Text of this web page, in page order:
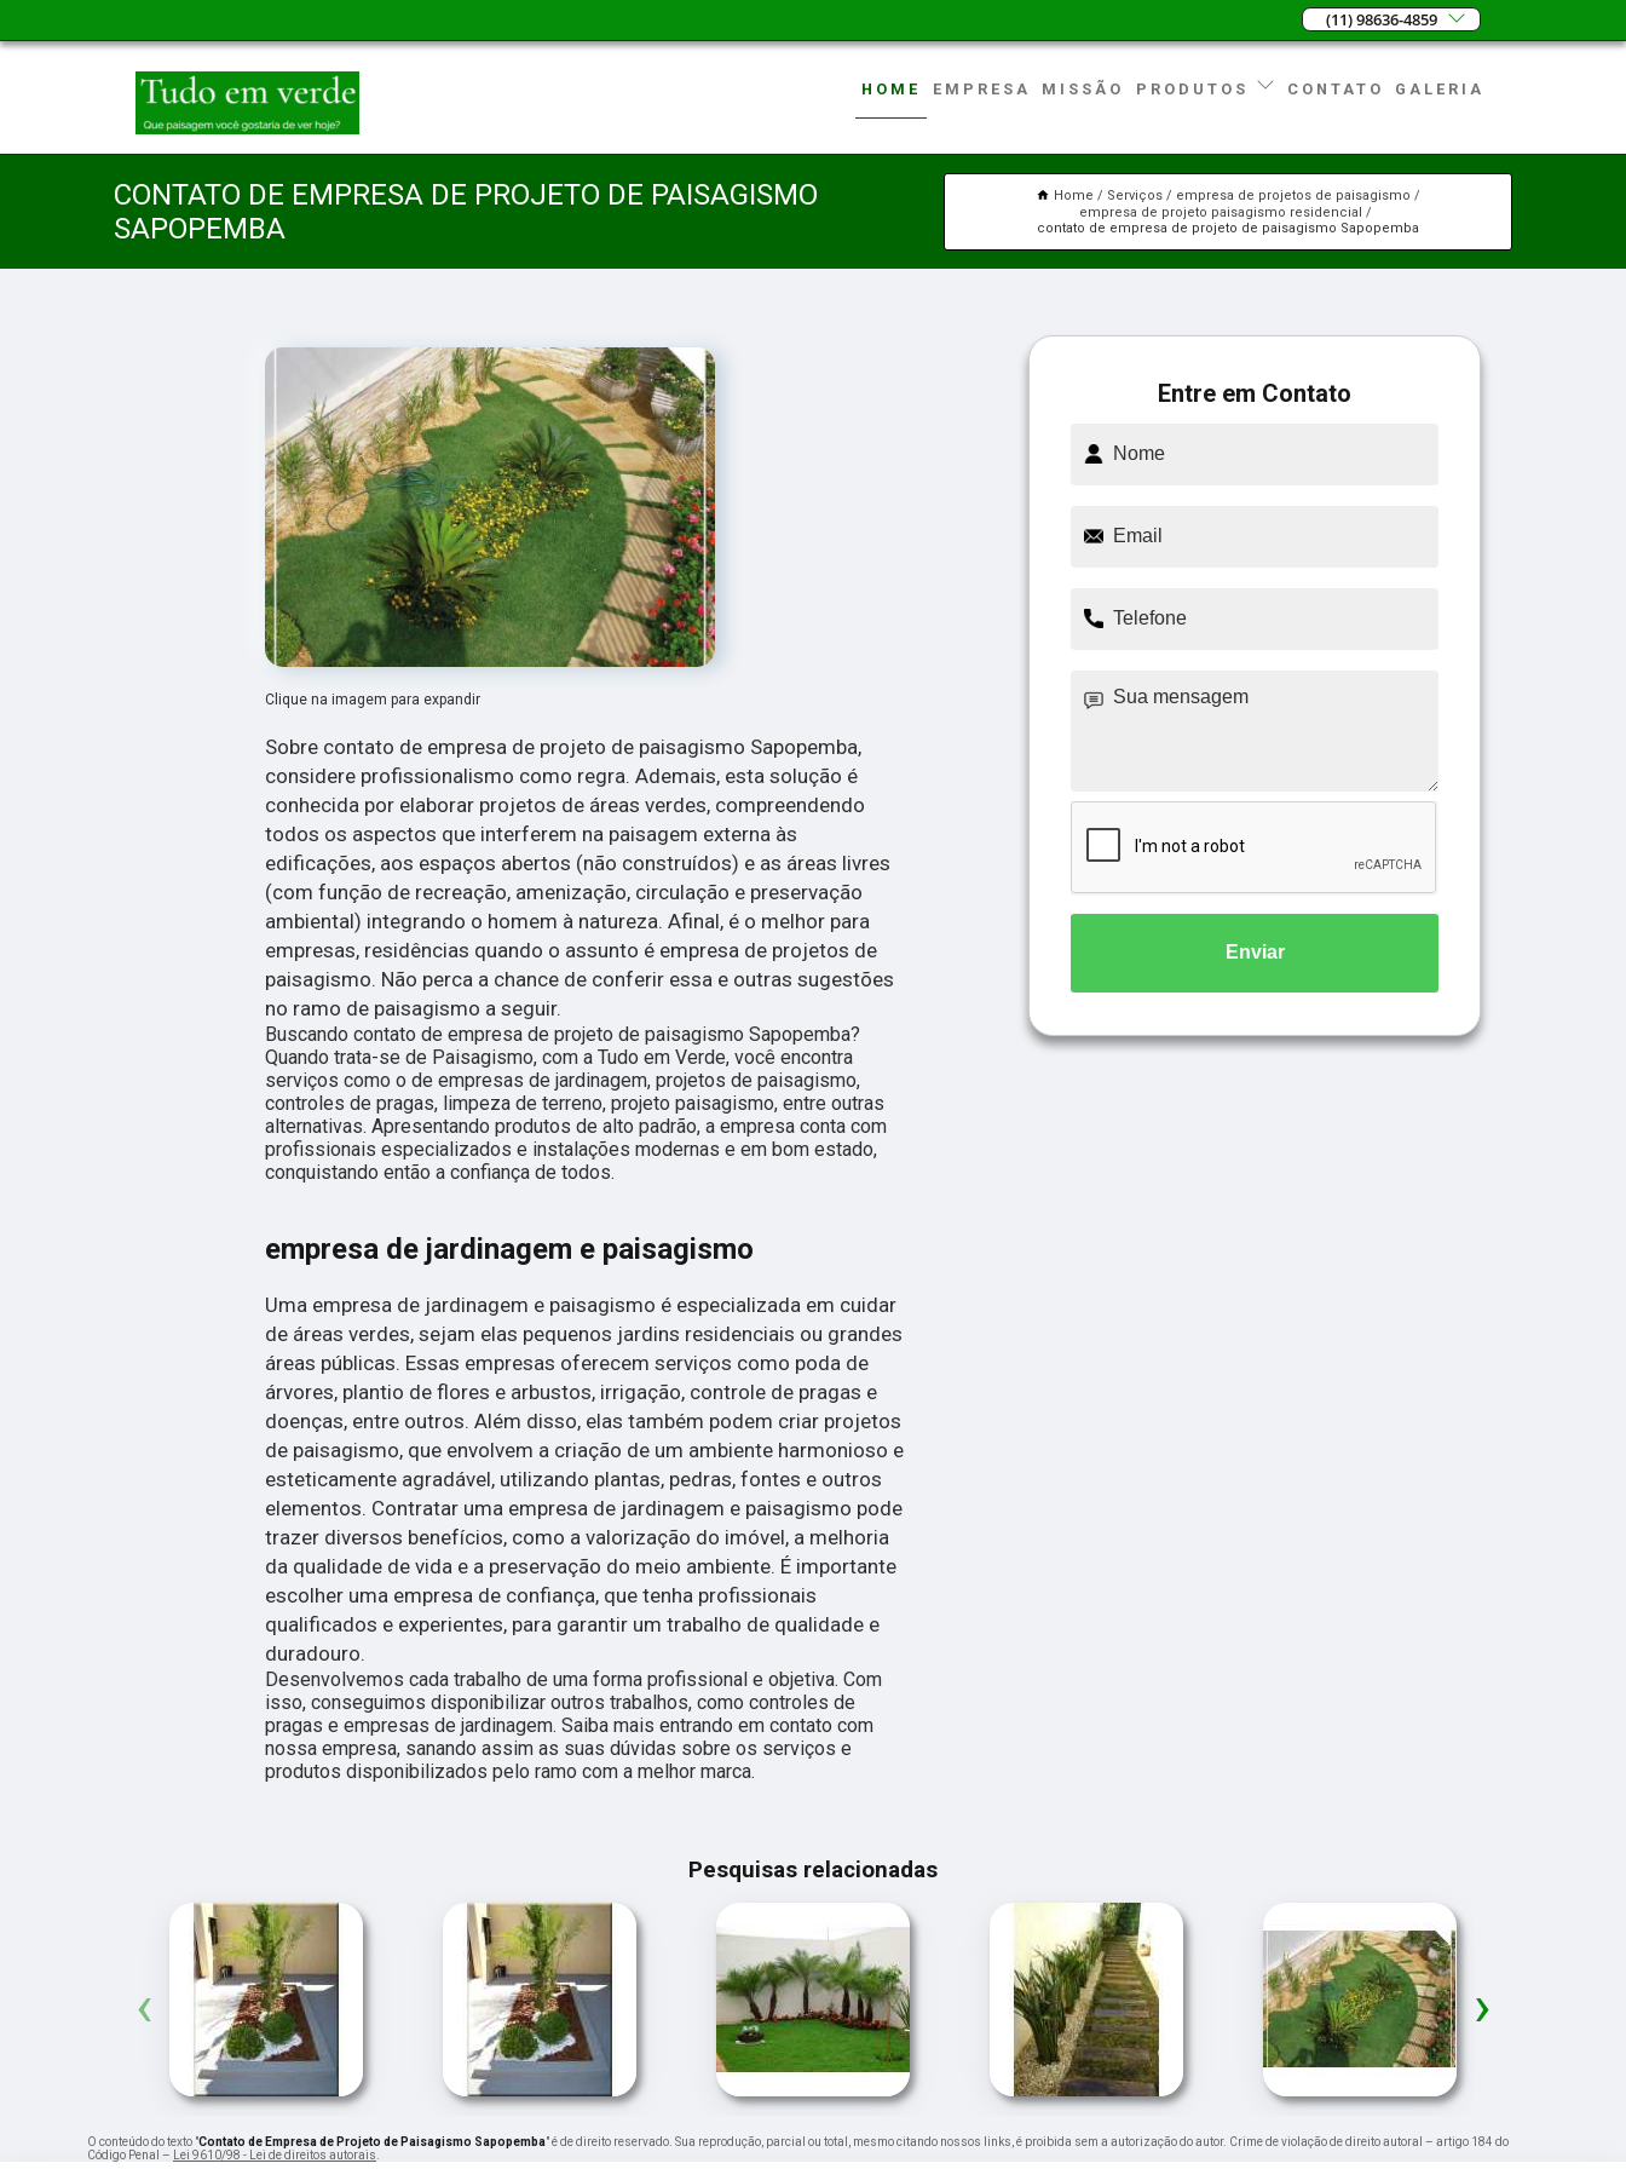
(11) 98636-4859
HOME EMPRESA MISSÃO PRODUTOS CONTATO GALERIA
CONTATO DE EMPRESA DE PROJETO DE PAISAGISMO
SAPOPEMBA
Home Serviços
empresa de projetos de paisagismo
empresa de projeto paisagismo residencial
contato de empresa de projeto de paisagismo Sapopemba
Clique na imagem para expandir
Sobre contato de empresa de projeto de paisagismo Sapopemba,
considere profissionalismo como regra. Ademais, esta solução é
conhecida por elaborar projetos de áreas verdes, compreendendo
todos os aspectos que interferem na paisagem externa às
edificações, aos espaços abertos (não construídos) e as áreas livres
(com função de recreação, amenização, circulação e preservação
ambiental) integrando o homem à natureza. Afinal, é o melhor para
empresas, residências quando o assunto é empresa de projetos de
paisagismo. Não perca a chance de conferir essa e outras sugestões
no ramo de paisagismo a seguir.
Buscando contato de empresa de projeto de paisagismo Sapopemba?
Quando trata-se de Paisagismo, com a Tudo em Verde, você encontra
serviços como o de empresas de jardinagem, projetos de paisagismo,
controles de pragas, limpeza de terreno, projeto paisagismo, entre outras
alternativas. Apresentando produtos de alto padrão, a empresa conta com
profissionais especializados e instalações modernas e em bom estado,
conquistando então a confiança de todos.
empresa de jardinagem e paisagismo
Uma empresa de jardinagem e paisagismo é especializada em cuidar
de áreas verdes, sejam elas pequenos jardins residenciais ou grandes
áreas públicas. Essas empresas oferecem serviços como poda de
árvores, plantio de flores e arbustos, irrigação, controle de pragas e
doenças, entre outros. Além disso, elas também podem criar projetos
de paisagismo, que envolvem a criação de um ambiente harmonioso e
esteticamente agradável, utilizando plantas, pedras, fontes e outros
elementos. Contratar uma empresa de jardinagem e paisagismo pode
trazer diversos benefícios, como a valorização do imóvel, a melhoria
da qualidade de vida e a preservação do meio ambiente. É importante
escolher uma empresa de confiança, que tenha profissionais
qualificados e experientes, para garantir um trabalho de qualidade e
duradouro.
Desenvolvemos cada trabalho de uma forma profissional e objetiva. Com
isso, conseguimos disponibilizar outros trabalhos, como controles de
pragas e empresas de jardinagem. Saiba mais entrando em contato com
nossa empresa, sanando assim as suas dúvidas sobre os serviços e
produtos disponibilizados pelo ramo com a melhor marca.
Entre em Contato
Enviar
Pesquisas relacionadas
‹ ›
O conteúdo do texto "Contato de Empresa de Projeto de Paisagismo Sapopemba" é de direito reservado. Sua reprodução, parcial ou total, mesmo citando nossos links, é proibida sem a autorização do autor. Crime de violação de direito autoral – artigo 184 do
Código Penal –
Lei 9610/98 - Lei de direitos autorais